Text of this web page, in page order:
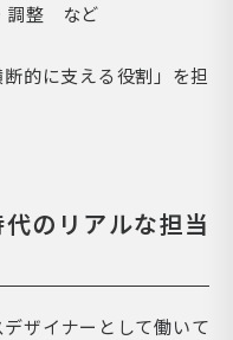
調整 など
的に支える役割」を担
のリアルな担当
ザイナーとして働いて